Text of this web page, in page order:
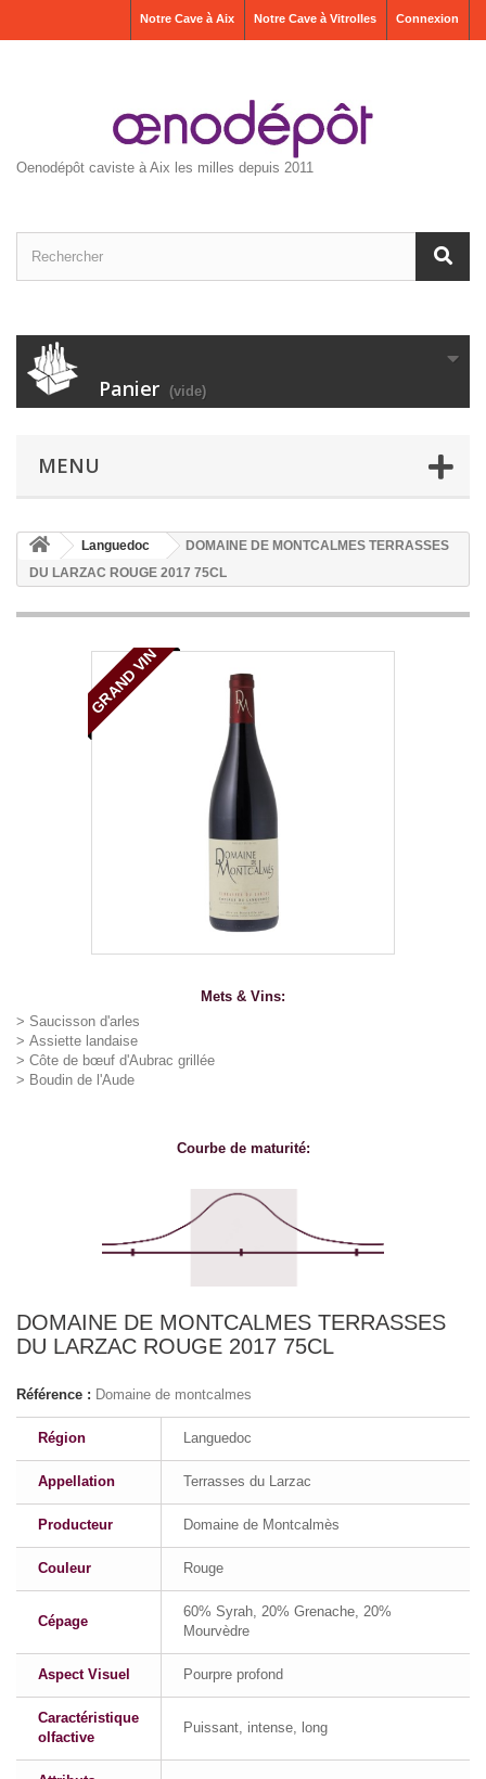
Connexion
Notre Cave à Vitrolles
Notre Cave à Aix
Oenodépôt caviste à Aix les milles depuis 2011
Panier (vide)
MENU
Languedoc
DOMAINE DE MONTCALMES TERRASSES
DU LARZAC ROUGE 2017 75CL
GRAND VIN
Mets & Vins:
> Saucisson d'arles
> Assiette landaise
> Côte de bœuf d'Aubrac grillée
> Boudin de l'Aude
Courbe de maturité:
DOMAINE DE MONTCALMES TERRASSES
DU LARZAC ROUGE 2017 75CL
Référence : Domaine de montcalmes
Région Languedoc
Appellation Terrasses du Larzac
Producteur Domaine de Montcalmès
Couleur Rouge
Cépage
60% Syrah, 20% Grenache, 20%
Mourvèdre
Aspect Visuel Pourpre profond
Caractéristique
olfactive
Puissant, intense, long